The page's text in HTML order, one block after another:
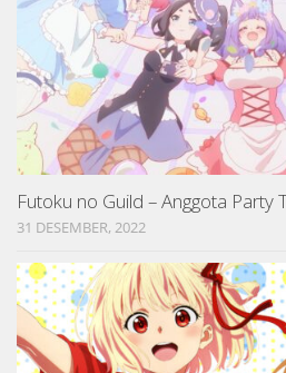
Futoku no Guild – Anggota Party
31 DESEMBER, 2022